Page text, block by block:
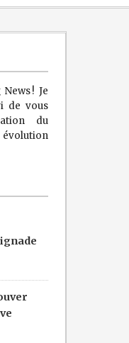
! Je
de vous
du
évolution